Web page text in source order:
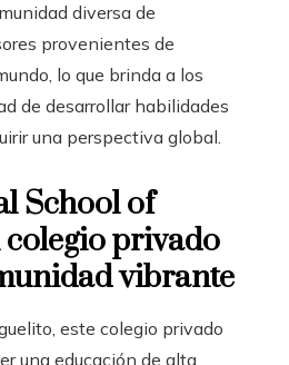
diversa de
provenientes de
lo que brinda a los
de desarrollar habilidades
una perspectiva global.
School of
colegio privado
vibrante
este colegio privado
una educación de alta